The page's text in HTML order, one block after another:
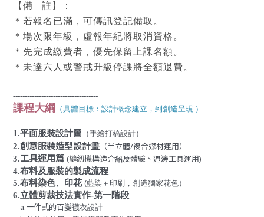
【備
註】：
＊若報名已滿，可傳訊登記備取。
＊場次限年級，虛報年紀將取消資格。
＊先完成繳費者，優先保留上課名額。
＊未達六人或警戒升級停課將全額退費。
------------------------------------
課程大綱 （具體目標：設計概念建立，到創造呈現 ）
1.平面服裝設計圖 （手繪打稿設計）
2.創意服裝造型設計畫 （半立體/複合媒材運用）
3.工具運用篇 (縫紉機構造介紹及體驗、週邊工具運用)
4.布料及服裝的製成流程
5.布料染色、印花 (藍染＋印刷 ，創造獨家花色）
6.立體剪裁技法實作-第一階段
a.一件式的百變襪衣設計